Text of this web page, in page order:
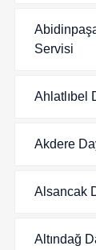
Servisi
Ahlatlıbel
Akdere
Alsancak
Altındağ